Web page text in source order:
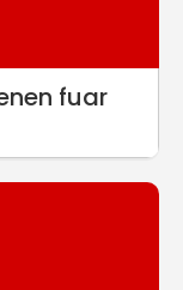
fuar